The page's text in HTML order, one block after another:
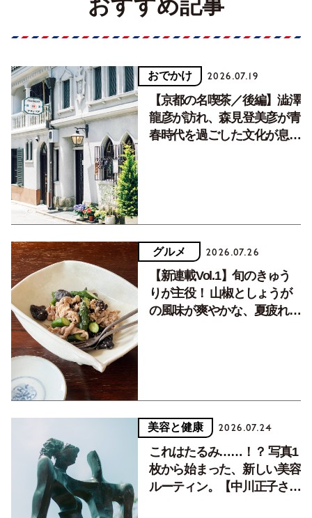
おすすめ記事
おでかけ 2026.07.19
【京都の名喫茶／後編】澁澤
龍彦が訪れ、森見登美彦が青
春時代を過ごした文化が息づ
グルメ 2026.07.26
【新連載Vol.1】旬のきゅう
りが主役！ 山椒としょうが
の風味が爽やかな、夏疲れを
美容と健康 2026.07.24
これはたるみ……！？ 写真1
枚から始まった、新しい美容
ルーティン。【中川正子さん